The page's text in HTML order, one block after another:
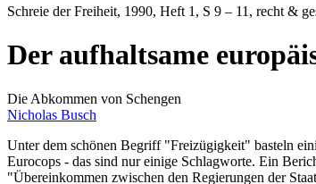
Schreie der Freiheit, 1990, Heft 1, S 9 – 11, recht &
Der aufhaltsame
Die Abkommen von Schengen
Nicholas Busch
Unter dem schönen Begriff "Freizügigkeit" basteln
Eurocops - das sind nur einige Schlagworte. Ein
"Übereinkommen zwischen den Regierungen der